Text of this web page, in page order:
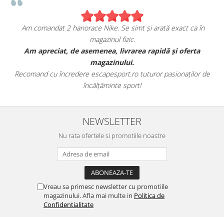
Am comandat 2 hanorace Nike. Se simt și arată exact ca în
magazinul fizic.
Am apreciat, de asemenea, livrarea rapidă și oferta
magazinului.
Recomand cu încredere escapesport.ro tuturor pasionaților de
încălțăminte sport!
NEWSLETTER
Nu rata ofertele si promotiile noastre
Vreau sa primesc newsletter cu promotiile
magazinului. Afla mai multe in Politica de
Confidentialitate